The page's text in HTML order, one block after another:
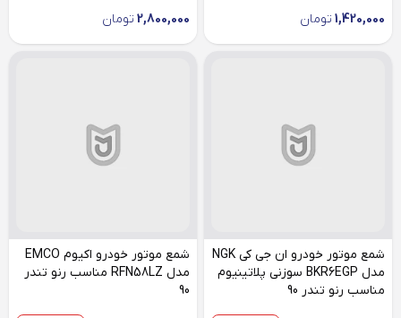
1,420,000 تومان 2,800,000 تومان
شمع موتور خودرو ان جی کی NGK
مدل BKR6EGP سوزنی پلاتینیوم
مناسب رنو تندر 90
شمع موتور خودرو اکیوم EMCO
مدل RFN58LZ مناسب رنو تندر
90